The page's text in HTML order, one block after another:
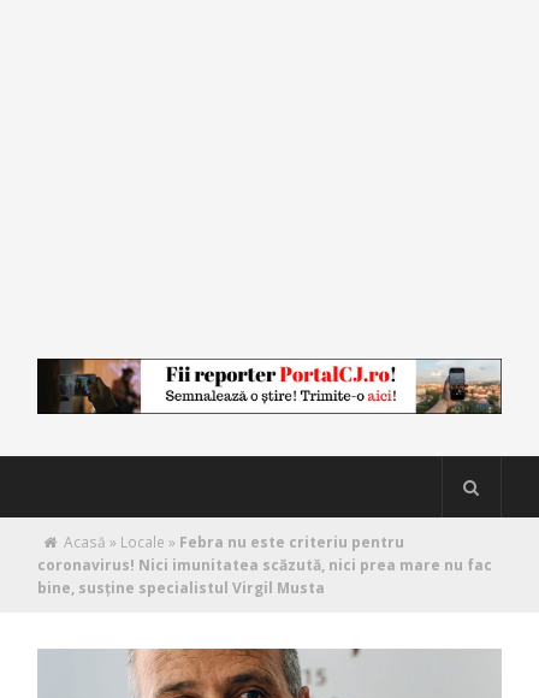
Acasă » Locale » Febra nu este criteriu pentru
coronavirus! Nici imunitatea scăzută, nici prea mare nu fac
bine, susţine specialistul Virgil Musta